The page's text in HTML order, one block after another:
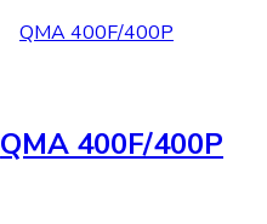
QMA 400F/400P